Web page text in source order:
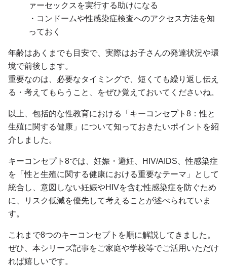
ァーセックスを実行する助けになる
・コンドームや性感染症検査へのアクセス方法を知
っておく
年齢はあくまでも目安で、実際はお子さんの発達状況や環
境で前後します。
重要なのは、必要なタイミングで、短くても繰り返し伝え
る・考えてもらうこと、をぜひ覚えておいてくださいね。
以上、包括的な性教育における「キーコンセプト8：性と
生殖に関する健康」について知っておきたいポイントを紹
介しました。
キーコンセプト8では、妊娠・避妊、HIV/AIDS、性感染症
を「性と生殖に関する健康における重要なテーマ」として
統合し、意図しない妊娠やHIVを含む性感染症を防ぐため
に、リスク低減を優先して考えることが述べられていま
す。
これまで8つのキーコンセプトを順に解説してきました。
ぜひ、本シリーズ記事をご家庭や学校等でご活用いただけ
れば嬉しいです。